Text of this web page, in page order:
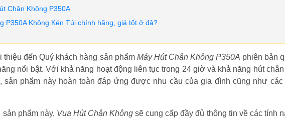
Chân Không P350A
P350A Không Kén Túi chính hãng, giá tốt ở đâ?
thiệu đến Quý khách hàng sản phẩm Máy Hút Chân Không P350A phiên bản
nổi bật. Với khả năng hoạt động liên tục trong 24 giờ và khả năng hút
phẩm này hoàn toàn đáp ứng được nhu cầu của gia đình cũng như các
phẩm này, Vua Hút Chân Không sẽ cung cấp đầy đủ thông tin về các tính